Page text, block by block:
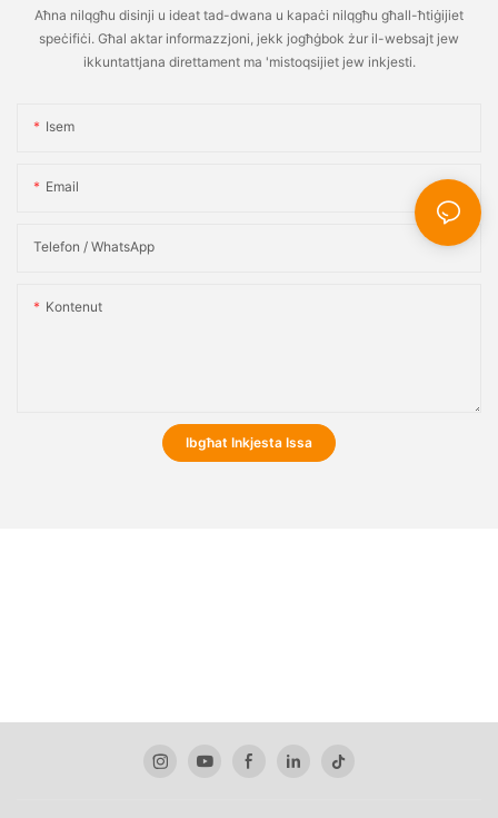
Aħna nilqgħu disinji u ideat tad-dwana u kapaċi nilqgħu għall-ħtiġijiet
speċifiċi. Għal aktar informazzjoni, jekk jogħġbok żur il-websajt jew
ikkuntattjana direttament ma 'mistoqsijiet jew inkjesti.
Isem
Email
Telefon / WhatsApp
Kontenut
Ibgħat Inkjesta Issa